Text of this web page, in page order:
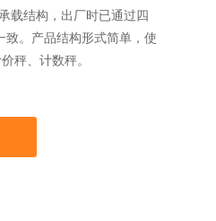
载结构，出厂时已通过四
致。产品结构形式简单，使
秤、计数秤。